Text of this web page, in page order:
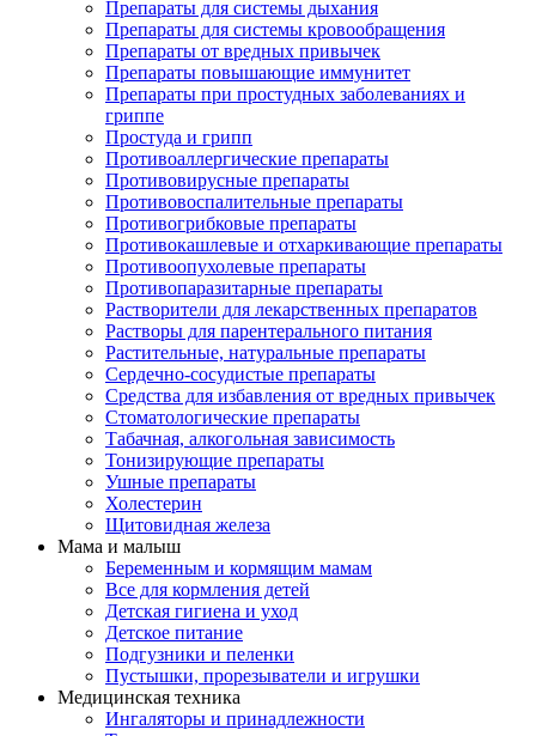
Препараты для системы дыхания
Препараты для системы кровообращения
Препараты от вредных привычек
Препараты повышающие иммунитет
Препараты при простудных заболеваниях и
гриппе
Простуда и грипп
Противоаллергические препараты
Противовирусные препараты
Противовоспалительные препараты
Противогрибковые препараты
Противокашлевые и отхаркивающие препараты
Противоопухолевые препараты
Противопаразитарные препараты
Растворители для лекарственных препаратов
Растворы для парентерального питания
Растительные, натуральные препараты
Сердечно-сосудистые препараты
Средства для избавления от вредных привычек
Стоматологические препараты
Табачная, алкогольная зависимость
Тонизирующие препараты
Ушные препараты
Холестерин
Щитовидная железа
Мама и малыш
Беременным и кормящим мамам
Все для кормления детей
Детская гигиена и уход
Детское питание
Подгузники и пеленки
Пустышки, прорезыватели и игрушки
Медицинская техника
Ингаляторы и принадлежности